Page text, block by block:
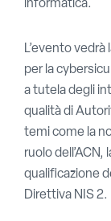
informatica.
L’evento
per la
a tutela degli
qualità di
temi come la
ruolo
qualificazione
Direttiva NIS 2.